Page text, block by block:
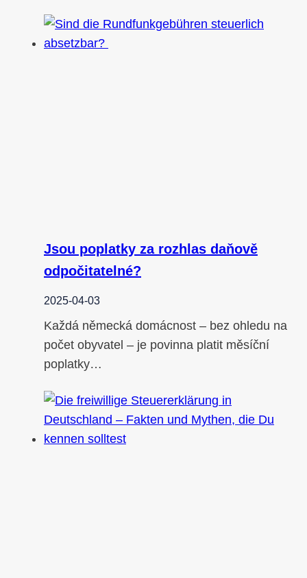
Jsou poplatky za rozhlas daňově
odpočitatelné?
2025-04-03
Každá německá domácnost – bez ohledu na
počet obyvatel – je povinna platit měsíční
poplatky…